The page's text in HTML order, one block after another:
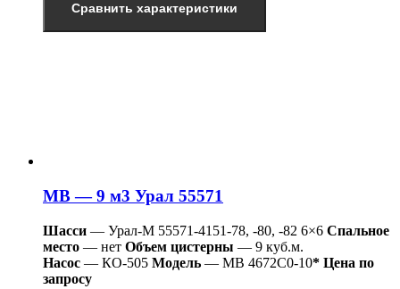
Сравнить характеристики
МВ — 9 м3 Урал 55571
Шасси — Урал-М 55571-4151-78, -80, -82 6×6 Спальное
место — нет Объем цистерны — 9 куб.м.
Насос — КО-505 Модель — МВ 4672С0-10* Цена по
запросу